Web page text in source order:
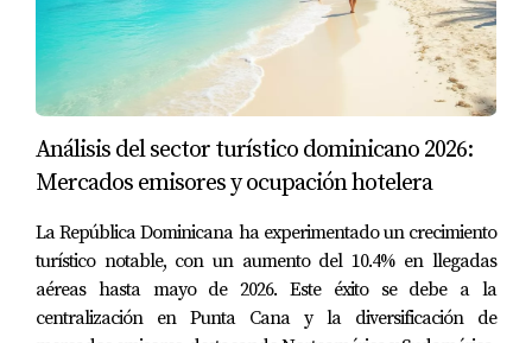
Las Terrenas:Un rincón con esencia europea y paisajes
vírgenes.
Bayahibe:
Autenticidad caribeña y aguas cristalinas a
Preguntas Frecuentes (FAQ)
1. ¿Cuánto presupuesto mensual necesito para vivir bien?
Una pareja puede vivir con mucha comodidad en Punta
Cana con un presupuesto de $2,000 a $2,500 USD,
incluyendo renta en una buena zona, servicios y
Análisis del sector turístico dominicano 2026:
Mercados emisores y ocupación hotelera
La República Dominicana ha experimentado un crecimiento
turístico notable, con un aumento del 10.4% en llegadas
aéreas hasta mayo de 2026. Este éxito se debe a la
centralización en Punta Cana y la diversificación de